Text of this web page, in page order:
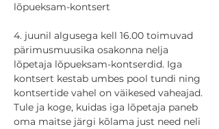
lõpueksam-kontsert
4. juunil algusega kell 16.00 toimuvad
pärimusmuusika osakonna nelja
lõpetaja lõpueksam-kontserdid. Iga
kontsert kestab umbes pool tundi ning
kontsertide vahel on väikesed vaheajad.
Tule ja koge, kuidas iga lõpetaja paneb
oma maitse järgi kõlama just need neli